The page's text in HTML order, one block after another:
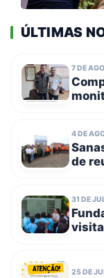
ÚLTIMAS
7 DE
4 DE
de
31 DE
25 DE